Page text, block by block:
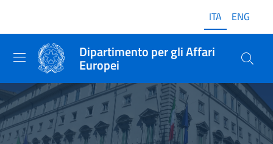
ITA ENG
Dipartimento per gli Affari
Europei